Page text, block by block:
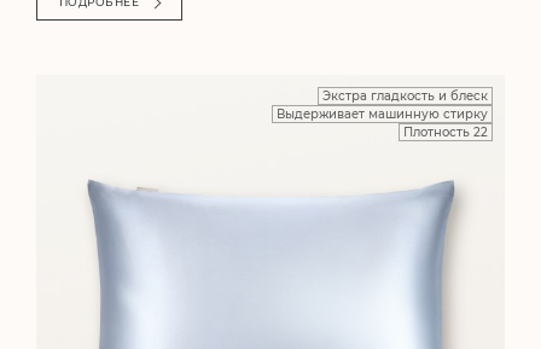
Экстра гладкость и блеск
Выдерживает машинную стирку
Плотность 22